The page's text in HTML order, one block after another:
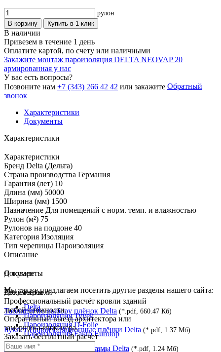
рулон
В корзину
Купить в 1 клик
В наличии
Привезем в течение 1 день
Оплатите картой, по счету или наличными
Закажите монтаж пароизоляция DELTA NEOVAP 20
армированная у нас
У вас есть вопросы?
Позвоните нам +7 (343) 266 42 42 или закажите Обратный
звонок
Характеристики
Документы
Характеристики
Характеристики
Бренд Delta (Дельта)
Страна производства Германия
Гарантия (лет) 10
Длина (мм) 50000
Ширина (мм) 1500
Назначение Для помещений с норм. темп. и влажностью
Рулон (м²) 75
Рулонов на поддоне 40
Категория Изоляция
Тип черепицы Пароизоляция
Описание
О товаре
Мы также предлагаем посетить другие разделы нашего сайта:
Delta
Пароизоляция Tyvek
Пароизоляция D-Folie
Пароизоляция Fakro Eurotop
Документы
Документы
Таблицы по выбору плёнок Delta (*.pdf, 660.47 Кб)
Буклет Пароизоляционные плёнки Delta (*.pdf, 1.37 Мб)
Буклет Изоляционные системы Delta (*.pdf, 1.24 Мб)
Расчёт кровли
Профессиональный расчёт кровли зданий
любой сложности.
Оперативный выезд архитектора или
замерщика-инженера.
Заказать бесплатный расчет